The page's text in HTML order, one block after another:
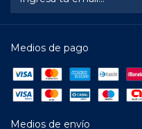
Medios de pago
Medios de envío